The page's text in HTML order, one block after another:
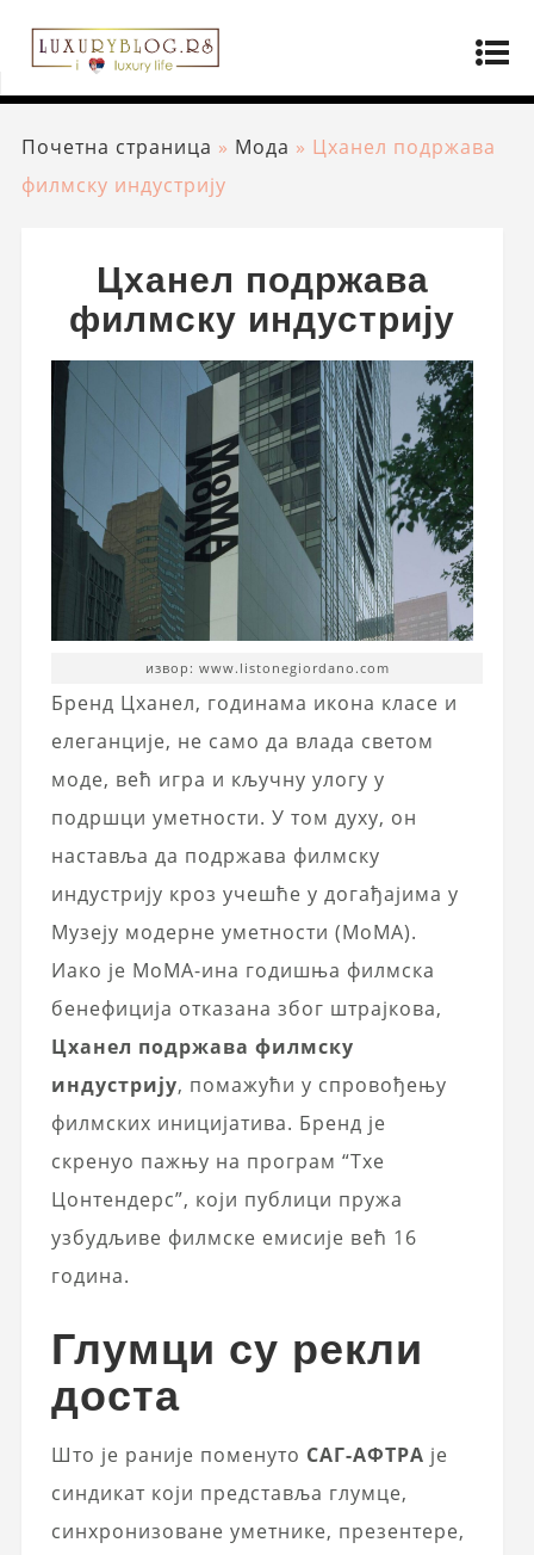
Почетна страница » Мода » Цханел подржава
филмску индустрију
Цханел подржава
филмску индустрију
извор: www.listonegiordano.com
Бренд Цханел, годинама икона класе и
елеганције, не само да влада светом
моде, већ игра и кључну улогу у
подршци уметности. У том духу, он
наставља да подржава филмску
индустрију кроз учешће у догађајима у
Музеју модерне уметности (МоМА).
Иако је МоМА-ина годишња филмска
бенефиција отказана због штрајкова,
Цханел подржава филмску
индустрију, помажући у спровођењу
филмских иницијатива. Бренд је
скренуо пажњу на програм “Тхе
Цонтендерс”, који публици пружа
узбудљиве филмске емисије већ 16
година.
Глумци су рекли
доста
Што је раније поменуто САГ-АФТРА је
синдикат који представља глумце,
синхронизоване уметнике, презентере,